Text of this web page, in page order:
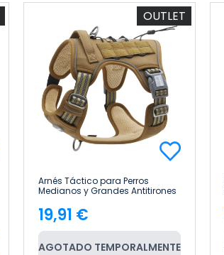
OUTLET
Arnés Táctico para Perros
Medianos y Grandes Antitirones
L Glückpet
Precio
19,91 €
AGOTADO TEMPORALMENTE